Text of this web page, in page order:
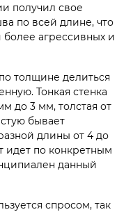
получил свое
по всей длине, что
более агрессивных и
толщине делиться
Тонкая стенка
до 3 мм, толстая от
бывает
длины от 4 до
идет по конкретным
данный
спросом, так